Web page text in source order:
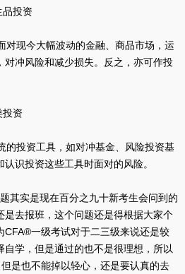
投资
现今大幅波动的金融、商品市场，运
对冲风险和减少损失。反之，亦可作投
资
投资工具，如对冲基金、风险投资基
识投资这些工具时面对的风险。
其实是现在百分之九十新考生会问到的
是去报班，这个问题还是得根据大家个
CFA®一级考试对于二三级来说还是较
学，但是通过的也不是很理想，所以
是也不能掉以轻心，还是要认真的去